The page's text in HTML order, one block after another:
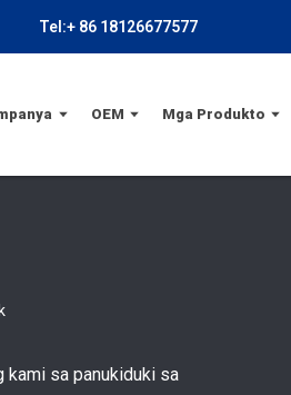
Tel:+ 86 18126677577
OEM Mga Produkto
kami sa panukiduki sa